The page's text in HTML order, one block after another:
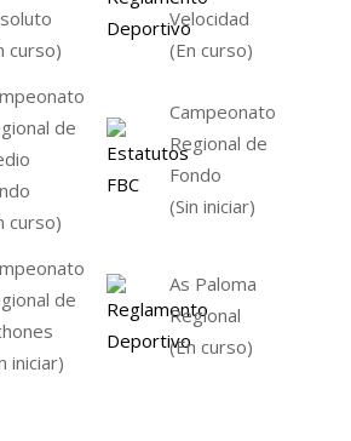
curso)
Velocidad
(En curso)
de
curso)
Campeonato
Regional de
Fondo
(Sin iniciar)
de
iniciar)
As Paloma
Regional
(En curso)